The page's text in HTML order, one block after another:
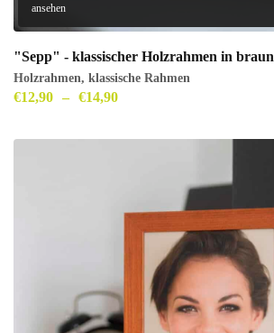
ansehen
"Sepp" - klassischer Holzrahmen in braun
Holzrahmen, klassische Rahmen
€12,90 – €14,90